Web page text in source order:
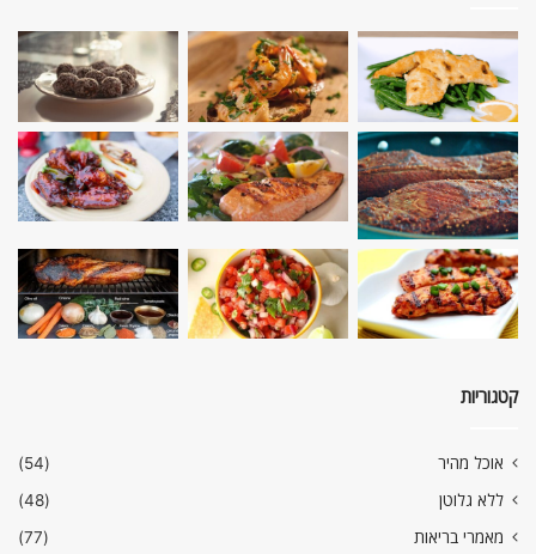
קטגוריות
אוכל מהיר
(54)
ללא גלוטן
(48)
מאמרי בריאות
(77)